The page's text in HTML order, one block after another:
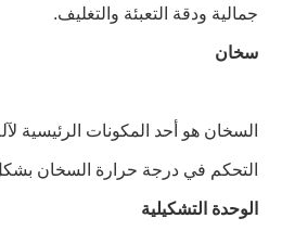
جمالية ودقة التعبئة والتغليف.
سخان
السخان هو أحد المكونات الرئيسية
التحكم في درجة حرارة السخان
الوحدة التشكيلية